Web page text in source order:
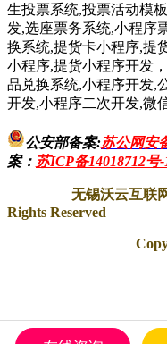
生投票系统,投票活动模
发,选座票务系统,小程序
换系统,提货卡小程序,提
小程序,提货小程序开发
品兑换系统,小程序开发,
开发,小程序二次开发,微
公安部备案:苏公网安
案： 苏ICP备14018712号-
无锡沃云互联网软
Rights Reserved
Copyright